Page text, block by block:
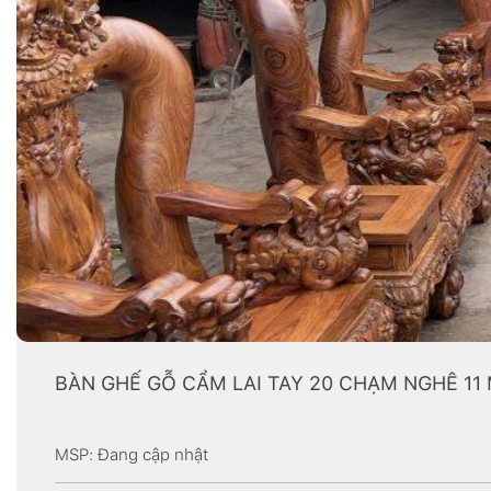
BÀN GHẾ GỖ CẨM LAI TAY 20 CHẠM NGHÊ 11
MSP: Đang cập nhật